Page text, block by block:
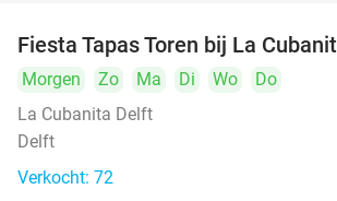
Fiesta Tapas Toren bij La
Morgen Zo Ma Di Wo
Do
La Cubanita Delft
Delft
Verkocht: 72